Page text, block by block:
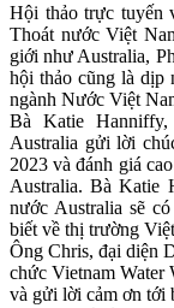
Hội thảo trực tuyến
Thoát nước Việt
giới như Australia,
hội thảo cũng là dịp
ngành Nước Việt
Bà Katie
Australia gửi lời
2023 và đánh giá
Australia. Bà Katie
nước Australia sẽ
biết về thị trường
Ông Chris, đại diện
chức Vietnam Water
và gửi lời cảm ơn tới